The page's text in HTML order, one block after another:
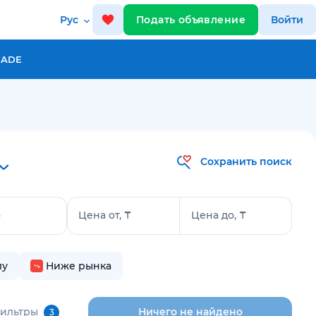
Рус Подать объявление Войти
Сохранить поиск
Цена от, ₸ Цена до, ₸
Ниже рынка
3 Ничего не найдено